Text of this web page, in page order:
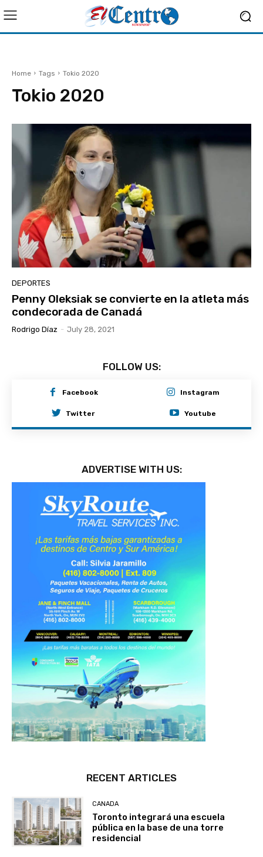
Home Tags Tokio 2020
Tokio 2020
DEPORTES
Penny Oleksiak se convierte en la atleta más
condecorada de Canadá
Rodrigo Díaz - July 28, 2021
FOLLOW US:
Facebook Instagram
Twitter Youtube
ADVERTISE WITH US:
RECENT ARTICLES
CANADA
Toronto integrará una escuela
pública en la base de una torre
residencial